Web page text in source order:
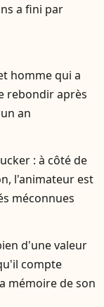
a fini par
homme qui a
rebondir après
an
: à côté de
l'animateur est
méconnues
d'une valeur
compte
mémoire de son